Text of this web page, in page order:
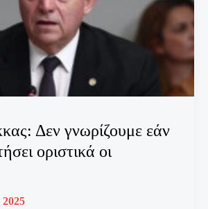
Δεν γνωρίζουμε εάν
οριστικά οι